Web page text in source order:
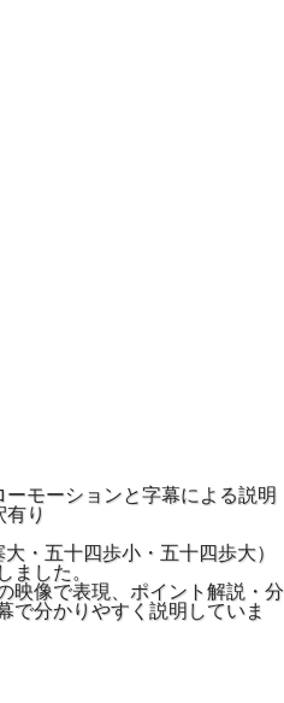
モーションと字幕による説明
有り
・五十四歩小・五十四歩大）
ました。
映像で表現、ポイント解説・分
で分かりやすく説明していま